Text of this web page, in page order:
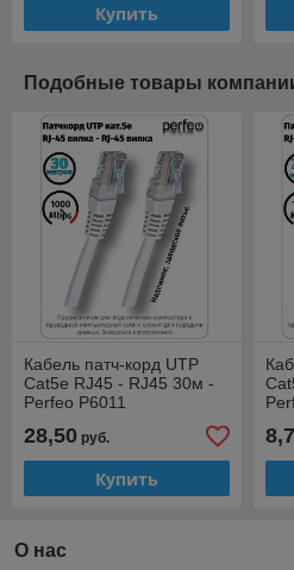
Купить
Подобные товары
Кабель патч-корд UTP
Cat5e RJ45 - RJ45 30м -
Perfeo P6011
28,50 руб.
Купить
О нас